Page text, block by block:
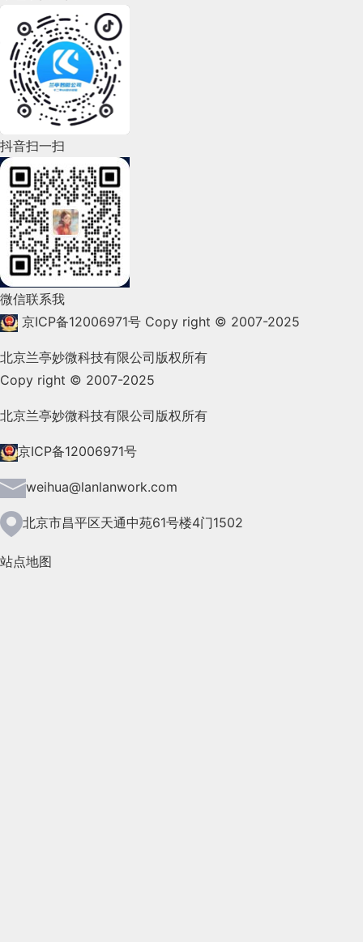
2022年8月(60)
2022年7月(111)
2022年6月(162)
2022年5月(143)
2022年4月(86)
2022年3月(119)
2022年2月(53)
2022年1月(99)
2021年12月(105)
2021年9月(153)
2021年8月(147)
2021年7月(149)
2021年6月(157)
2021年5月(124)
抖音扫一扫
微信联系我
京ICP备12006971号 Copy right © 2007-2025
北京兰亭妙微科技有限公司版权所有
Copy right © 2007-2025
北京兰亭妙微科技有限公司版权所有
京ICP备12006971号
weihua@lanlanwork.com
北京市昌平区天通中苑61号楼4门1502
站点地图